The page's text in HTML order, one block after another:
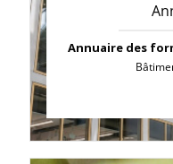
Annuaire des